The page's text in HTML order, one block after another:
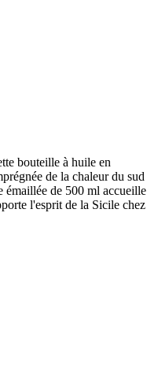
bouteille à huile en
de la chaleur du sud
émaillée de 500 ml accueille
l'esprit de la Sicile chez